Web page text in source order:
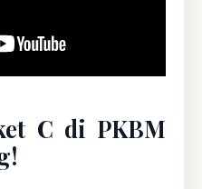
C di PKBM